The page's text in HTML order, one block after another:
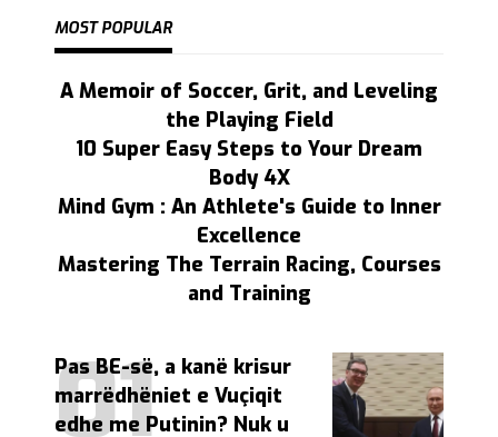
MOST POPULAR
A Memoir of Soccer, Grit, and Leveling
the Playing Field
10 Super Easy Steps to Your Dream
Body 4X
Mind Gym : An Athlete's Guide to Inner
Excellence
Mastering The Terrain Racing, Courses
and Training
Pas BE-së, a kanë krisur
marrëdhëniet e Vuçiqit
edhe me Putinin? Nuk u